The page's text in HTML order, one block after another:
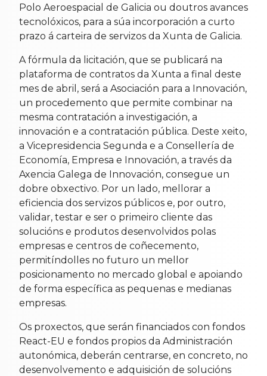
Polo Aeroespacial de Galicia ou doutros avances
tecnolóxicos, para a súa incorporación a curto
prazo á carteira de servizos da Xunta de Galicia.
A fórmula da licitación, que se publicará na
plataforma de contratos da Xunta a final deste
mes de abril, será a Asociación para a Innovación,
un procedemento que permite combinar na
mesma contratación a investigación, a
innovación e a contratación pública. Deste xeito,
a Vicepresidencia Segunda e a Consellería de
Economía, Empresa e Innovación, a través da
Axencia Galega de Innovación, consegue un
dobre obxectivo. Por un lado, mellorar a
eficiencia dos servizos públicos e, por outro,
validar, testar e ser o primeiro cliente das
solucións e produtos desenvolvidos polas
empresas e centros de coñecemento,
permitíndolles no futuro un mellor
posicionamento no mercado global e apoiando
de forma específica as pequenas e medianas
empresas.
Os proxectos, que serán financiados con fondos
React-EU e fondos propios da Administración
autonómica, deberán centrarse, en concreto, no
desenvolvemento e adquisición de solucións